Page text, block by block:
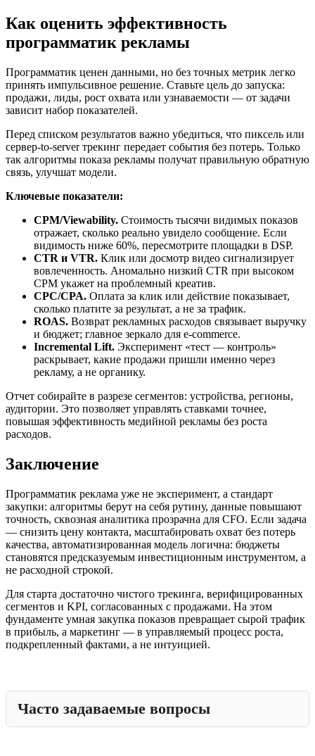
Как оценить эффективность
программатик рекламы
Программатик ценен данными, но без точных метрик легко
принять импульсивное решение. Ставьте цель до запуска:
продажи, лиды, рост охвата или узнаваемости — от задачи
зависит набор показателей.
Перед списком результатов важно убедиться, что пиксель или
сервер-to-server трекинг передает события без потерь. Только
так алгоритмы показа рекламы получат правильную обратную
связь, улучшат модели.
Ключевые показатели:
CPM/Viewability. Стоимость тысячи видимых показов
отражает, сколько реально увидело сообщение. Если
видимость ниже 60%, пересмотрите площадки в DSP.
CTR и VTR. Клик или досмотр видео сигнализирует
вовлеченность. Аномально низкий CTR при высоком
CPM укажет на проблемный креатив.
CPC/CPA. Оплата за клик или действие показывает,
сколько платите за результат, а не за трафик.
ROAS. Возврат рекламных расходов связывает выручку
и бюджет; главное зеркало для e-commerce.
Incremental Lift. Эксперимент «тест — контроль»
раскрывает, какие продажи пришли именно через
рекламу, а не органику.
Отчет собирайте в разрезе сегментов: устройства, регионы,
аудитории. Это позволяет управлять ставками точнее,
повышая эффективность медийной рекламы без роста
расходов.
Заключение
Программатик реклама уже не эксперимент, а стандарт
закупки: алгоритмы берут на себя рутину, данные повышают
точность, сквозная аналитика прозрачна для CFO. Если задача
— снизить цену контакта, масштабировать охват без потерь
качества, автоматизированная модель логична: бюджеты
становятся предсказуемым инвестиционным инструментом, а
не расходной строкой.
Для старта достаточно чистого трекинга, верифицированных
сегментов и KPI, согласованных с продажами. На этом
фундаменте умная закупка показов превращает сырой трафик
в прибыль, а маркетинг — в управляемый процесс роста,
подкрепленный фактами, а не интуицией.
Часто задаваемые вопросы